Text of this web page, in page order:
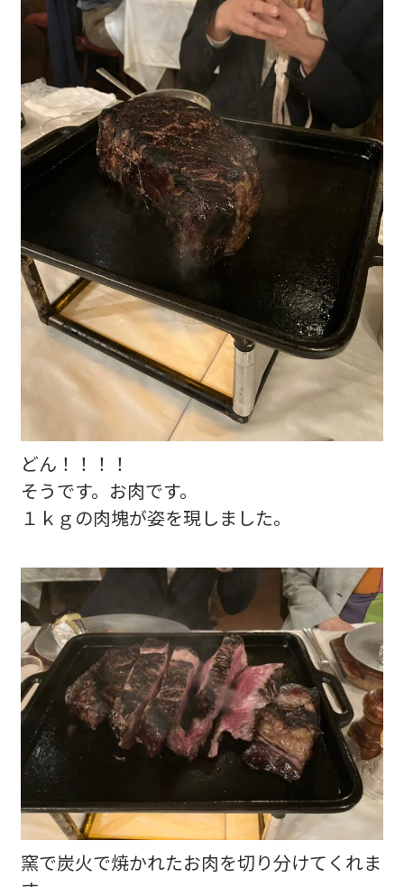
どん！！！！
そうです。お肉です。
１ｋｇの肉塊が姿を現しました。
窯で炭火で焼かれたお肉を切り分けてくれま